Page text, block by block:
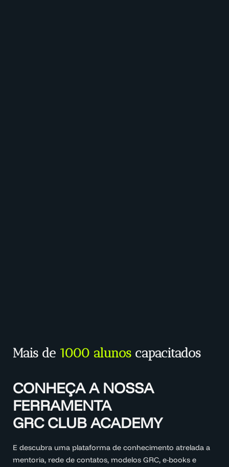
Mais de 1000 alunos capacitados
CONHEÇA A NOSSA
FERRAMENTA
GRC CLUB ACADEMY
E descubra uma plataforma de conhecimento atrelada a
mentoria, rede de contatos, modelos GRC, e-books e